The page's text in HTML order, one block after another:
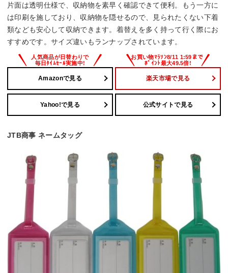
片面は透明仕様で、収納物を素早く確認できて便利。もう一方に
は印刷を施しており、収納物を隠せるので、見られたくない下着
類なども安心して収納できます。着替えを多く持って行く際にお
すすめです。サイズ違いもランナップされています。
Amazonで見る 楽天市場で見る
Yahoo!で見る 公式サイトで見る
JTB商事 ネームタッグ